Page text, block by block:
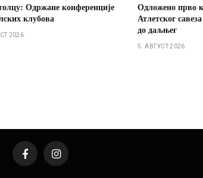
Одржане конференције
клубова
2026.
Одложено прво
Атлетског
до даљњег
5. АВГУСТ 2026.
FacebookInstagram